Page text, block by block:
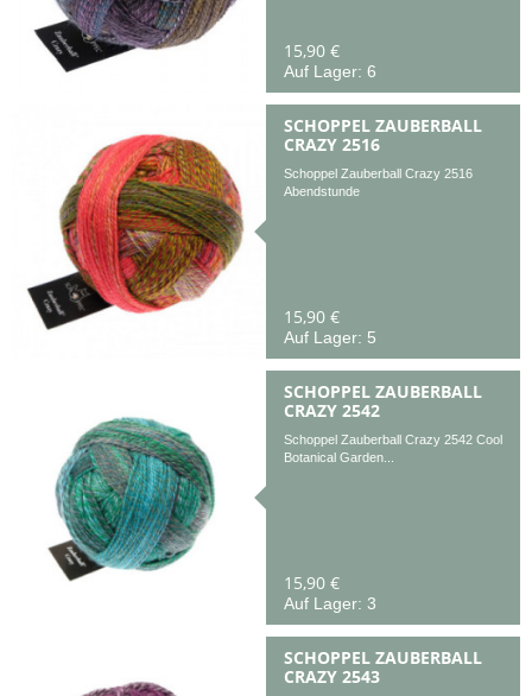
15,90 €
Auf Lager: 6
SCHOPPEL ZAUBERBALL
CRAZY 2516
Schoppel Zauberball Crazy 2516
Abendstunde
15,90 €
Auf Lager: 5
SCHOPPEL ZAUBERBALL
CRAZY 2542
Schoppel Zauberball Crazy 2542 Cool
Botanical Garden...
15,90 €
Auf Lager: 3
SCHOPPEL ZAUBERBALL
CRAZY 2543